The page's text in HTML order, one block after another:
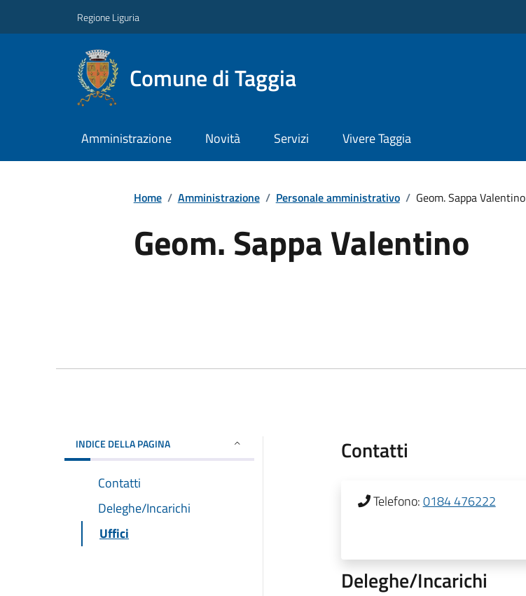
Regione Liguria
Comune di Taggia
Amministrazione Novità Servizi Vivere Taggia
Home / Amministrazione / Personale amministrativo / Geom. Sappa Valentino
Geom. Sappa Valentino
INDICE DELLA PAGINA
Contatti
Deleghe/Incarichi
Uffici
Contatti
Telefono:0184 476222
Deleghe/Incarichi